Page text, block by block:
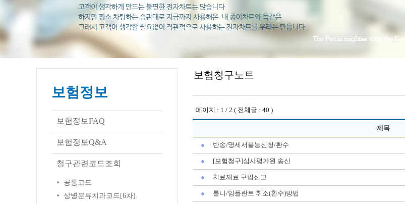
보험정보
보험정보FAQ
보험정보Q&A
청구관련코드조회
공통코드
상병분류치과코드[6차]
보험청구노트
페이지 : 1 / 2 ( 전체글 : 40 )
제목
● 반송/명세서불능신청/환수
● [보험청구]심사평가원 송신
● 치료재료 구입신고
● 틀니/임플란트 취소(환수)방법